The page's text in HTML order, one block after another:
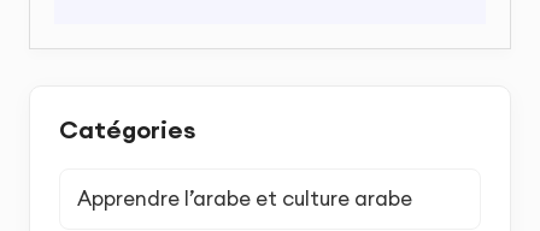
Catégories
Apprendre l’arabe et culture arabe